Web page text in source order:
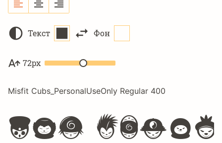
Текст Фон
72px
Misfit Cubs_PersonalUseOnly Regular 400
The